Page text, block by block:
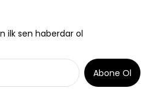
ilk sen haberdar ol
Abone Ol